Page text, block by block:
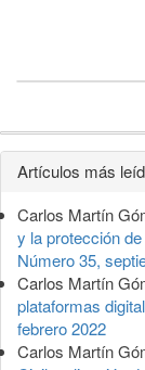
Detalles
del
artículo
Artículos más
Carlos Martín
y la protección
Número 35,
Carlos Martín
plataformas
febrero 2022
Carlos Martín